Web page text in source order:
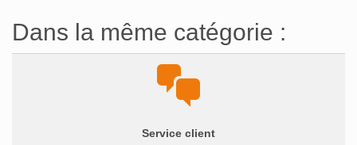
Dans la même catégorie :
Service client